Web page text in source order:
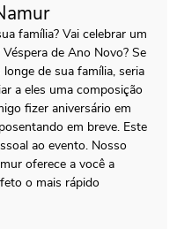
família? Vai celebrar um
de Ano Novo? Se
de sua família, seria
a eles uma composição
fizer aniversário em
em breve. Este
ao evento. Nosso
oferece a você a
o mais rápido